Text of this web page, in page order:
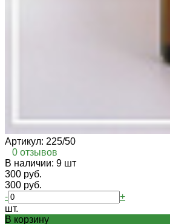
Артикул: 225/50
0 отзывов
В наличии: 9 шт
300 руб.
300 руб.
-
+
шт.
В корзину